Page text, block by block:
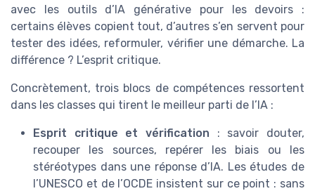
avec les outils d’IA générative pour les devoirs :
certains élèves copient tout, d’autres s’en servent pour
tester des idées, reformuler, vérifier une démarche. La
différence ? L’esprit critique.
Concrètement, trois blocs de compétences ressortent
dans les classes qui tirent le meilleur parti de l’IA :
Esprit critique et vérification : savoir douter,
recouper les sources, repérer les biais ou les
stéréotypes dans une réponse d’IA. Les études de
l’UNESCO et de l’OCDE insistent sur ce point : sans